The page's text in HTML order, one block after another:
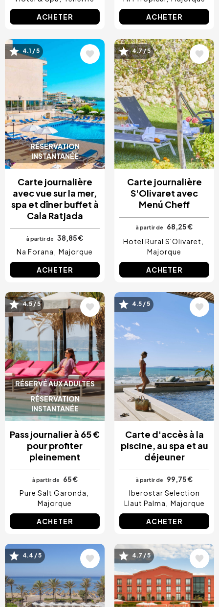
ACHETER ACHETER
RÉSERVATION
INSTANTANÉE
Image
4.1 / 5
Carte journalière
avec vue sur la mer,
spa et dîner buffet à
Cala Ratjada
à partir de
38,85 €
Na Forana
Majorque
ACHETER
Image
4.7 / 5
Carte journalière
S'Olivaret avec
Menú Cheff
à partir de
68,25 €
Hotel Rural S'Olivaret
Majorque
ACHETER
RÉSERVÉ AUX ADULTES
RÉSERVATION
INSTANTANÉE
Image
4.5 / 5
Pass journalier à 65 €
pour profiter
pleinement
à partir de
65 €
Pure Salt Garonda
Majorque
ACHETER
Image
4.5 / 5
Carte d'accès à la
piscine, au spa et au
déjeuner
à partir de
99,75 €
Iberostar Selection
Llaut Palma
Majorque
ACHETER
Image
4.4 / 5 Image
4.7 / 5